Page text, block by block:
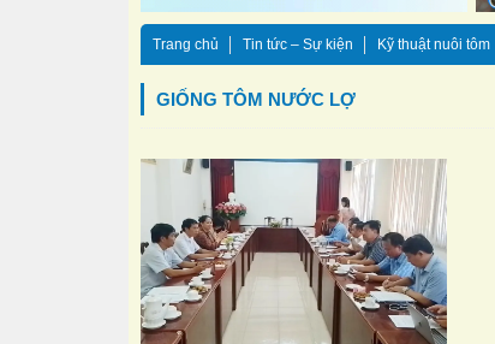
Trang chủ Tin tức – Sự kiện Kỹ thuật nuôi tôm
GIỐNG TÔM NƯỚC LỢ